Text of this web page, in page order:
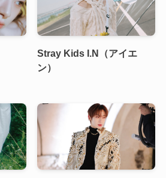
Stray Kids I.N（アイエ
ン）